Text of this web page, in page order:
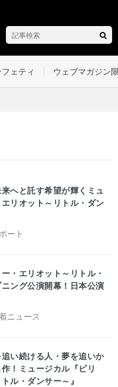
ェティ ウェブマガジン
ート
来へと託す希望が輝くミュ
リオット～リトル・ダン
ニュース
・エリオット～リトル・
ング公演開幕！日本公演
い続ける人・夢を追いか
！ミュージカル『ビリ
ル・ダンサー～』